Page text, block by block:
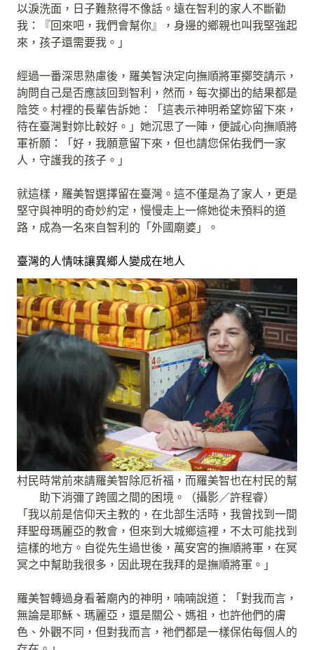
以淚洗面，日子難熬得不像話。遠在智利的家人不斷勸
我：『回來吧，我們會幫你』，身邊的鄉親也叫我堅強起
來，孩子還需要我。」
經過一番深思熟慮後，羅美智決定向撫順將軍擲筊請示，
詢問自己是否應該回到智利，然而，每次擲出的結果都是
陰筊。村裡的長輩告訴她：「這表示神明希望妳留下來，
待在臺灣對妳比較好。」她沉思了一陣，便誠心向撫順將
軍祈願：「好，我願意留下來，但也請您保佑我們一家
人，守護我的孩子。」
就這樣，羅美智選擇留在臺灣。這不僅是為了家人，更是
堅守與神明的奇妙約定，慢慢走上一條她從未預料的道
路，成為一名來自智利的「外國廟婆」。
臺灣的人情味讓異鄉人變成在地人
村民時常前來請羅美智除厄祈福，而羅美智也在村民的幫
助下消彌了跨國之間的困境。（攝影／許程睿）
「我以前是信仰天主教的，在北部生活時，我曾找到一間
拜聖母瑪麗亞的教會，但來到大城鄉這裡，不太可能找到
這樣的地方。自從先生過世後，萬安宮的撫順將軍，在冥
冥之中幫助我很多，因此現在我拜的是撫順將軍。」
羅美智轉過身看著廟內的神明，喃喃說道：「對我而言，
無論是耶穌、瑪麗亞，還是關公、媽祖，也許他們的膚
色、外觀不同，但對我而言，祂們都是一樣保佑每個人的